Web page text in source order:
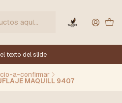
texto del slide
a-confirmar
MAQUILL 9407